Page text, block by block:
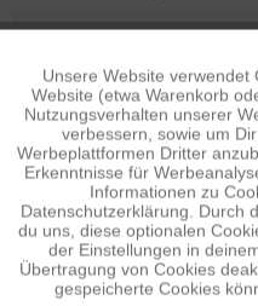
Bewertungen lesen,
ÄHNLICHE ARTIKEL
Diese Artikel sind dem
Persönliche Empfehlungen
Funktionale
Tracking
Personalisierung
Service
Unsere Website
Website (etwa Warenkorb
Nutzungsverhalten unserer
verbessern, sowie um
Werbeplattformen Dritter
Erkenntnisse für
Informationen zu
Datenschutzerklärung. Durch
du uns, diese optionalen
der Einstellungen in
Übertragung von Cookies
gespeicherte Cookies